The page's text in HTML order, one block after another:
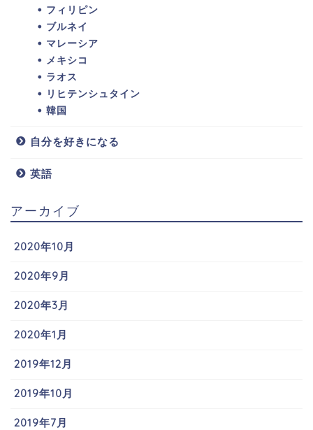
フィリピン
ブルネイ
マレーシア
メキシコ
ラオス
リヒテンシュタイン
韓国
自分を好きになる
英語
アーカイブ
2020年10月
2020年9月
2020年3月
2020年1月
2019年12月
2019年10月
2019年7月